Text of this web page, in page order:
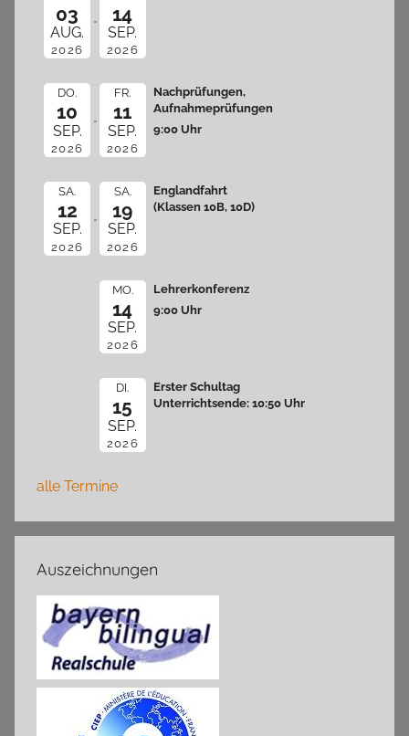
03
AUG.
2026
14
SEP.
2026
DO.
10
SEP.
2026
FR.
11
SEP.
2026
Nachprüfungen,
Aufnahmeprüfungen
9:00 Uhr
SA.
12
SEP.
2026
SA.
19
SEP.
2026
Englandfahrt
(Klassen 10B, 10D)
MO.
14
SEP.
2026
Lehrerkonferenz
9:00 Uhr
DI.
15
SEP.
2026
Erster Schultag
Unterrichtsende: 10:50 Uhr
alle Termine
Auszeichnungen